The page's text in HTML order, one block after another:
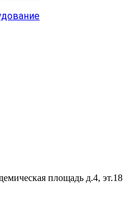
площадь д.4, эт.18